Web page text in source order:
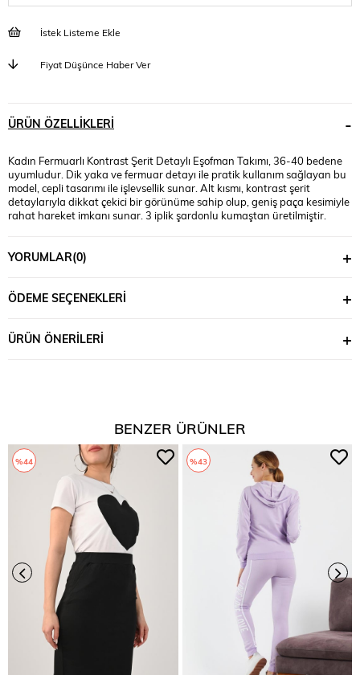
İstek Listeme Ekle
Fiyat Düşünce Haber Ver
ÜRÜN ÖZELLIKLERI
Kadın Fermuarlı Kontrast Şerit Detaylı Eşofman Takımı, 36-40 bedene
uyumludur. Dik yaka ve fermuar detayı ile pratik kullanım sağlayan bu
model, cepli tasarımı ile işlevsellik sunar. Alt kısmı, kontrast şerit
detaylarıyla dikkat çekici bir görünüme sahip olup, geniş paça kesimiyle
rahat hareket imkanı sunar. 3 iplik şardonlu kumaştan üretilmiştir.
97 Üst Boy : 54 cm’dir. Alt Boy : 105 cm’dir. Bel : 86 cm’dir. Göğüs : 112
YORUMLAR(0)
ÖDEME SEÇENEKLERI
ÜRÜN ÖNERILERI
BENZER ÜRÜNLER
%44 %43